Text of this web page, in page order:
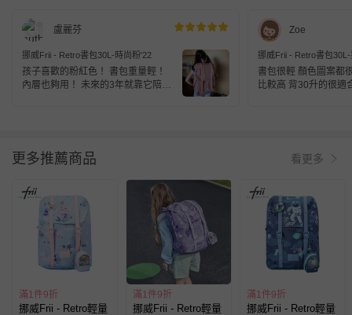
盧麗芬
挪威Frii - Retro書包30L-時尚粉'22
孩子喜歡的粉紅色！ 書包重量輕！
內層也夠用！ 未來的3年就靠它陪伴
Zoe
挪威Frii - Retro書包
書包很輕 顏色圖案都
比較高 背30升的很適
更多推薦商品 看更多
滿1件9折
挪威Frii - Retro輕量
滿1件9折
挪威Frii - Retro輕量
滿1件9折
挪威Frii - Retro輕量